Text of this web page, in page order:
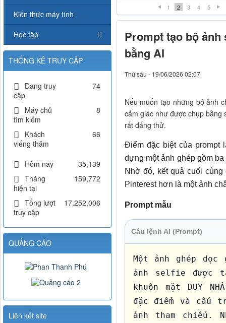
1 2 3 4 5
Prompt tạo bộ
bằng AI
Thứ sáu - 19/06/2026 02:07
Nếu muốn tạo những bộ ảnh
cảm giác như được chụp bằng
rất đáng thử.
Điểm đặc biệt của prompt
dựng một ảnh ghép gồm
Nhờ đó, kết quả cuối cùng
Pinterest hơn là một ảnh
Prompt mẫu
Câu lệnh AI (Prompt)
Một ảnh ghép dọc
ảnh selfie được
khuôn mặt DUY
đặc điểm và cấu
ảnh tham chiếu.
Kiến thức máy tính
Học tập
THỐNG KÊ TRUY CẬP
Đang truy
cập
74
Máy chủ
tìm kiếm
8
Khách
viếng thăm
66
Hôm nay
35,139
Tháng
hiện tại
159,772
Tổng lượt
truy cập
17,252,006
QUẢNG CÁO
Liên kết site